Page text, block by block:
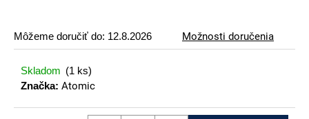
Môžeme doručiť do: 12.8.2026 Možnosti doručenia
Skladom (1 ks)
Značka: Atomic
o
r
ú
č